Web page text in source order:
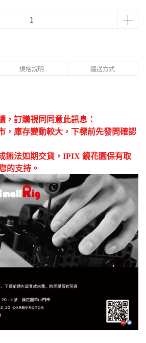
規格說明 運送方式
，訂購視同同意此訊息：
，庫存變動較大，下標前先發問確認
無法如期交貨， IPIX 鏡花園保有取
的支持。